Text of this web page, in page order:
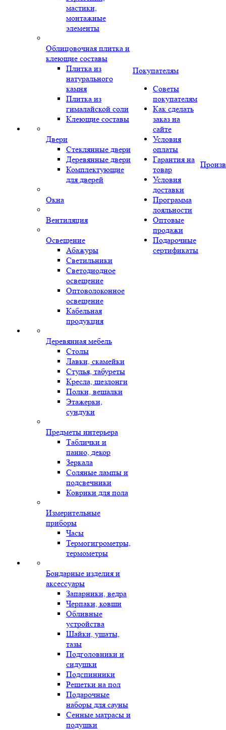
мастики,
монтажные
элементы
Облицовочная плитка и
клеющие составы
Плитка из
натурального
камня
Плитка из
гималайской соли
Клеющие составы
Двери
Стеклянные двери
Деревянные двери
Комплектующие
для дверей
Окна
Вентиляция
Освещение
Абажуры
Светильники
Светодиодное
освещение
Оптоволоконное
освещение
Кабельная
продукция
Деревянная мебель
Столы
Лавки, скамейки
Стулья, табуреты
Кресла, шезлонги
Полки, вешалки
Этажерки,
сундуки
Предметы интерьера
Таблички и
панно, декор
Зеркала
Соляные лампы и
подсвечники
Коврики для пола
Измерительные
приборы
Часы
Термогигрометры,
термометры
Бондарные изделия и
аксессуары
Запарники, ведра
Черпаки, ковши
Обливные
устройства
Шайки, ушаты,
тазы
Подголовники и
сидушки
Подспинники
Решетки на пол
Подарочные
наборы для сауны
Сенные матрасы и
подушки
Покупателям
Советы
покупателям
Как сделать
заказ на
сайте
Условия
оплаты
Гарантия на
товар
Условия
доставки
Программа
лояльности
Оптовые
продажи
Подарочные
сертификаты